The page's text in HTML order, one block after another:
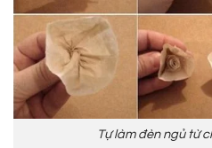
Tự làm đèn ngủ từ